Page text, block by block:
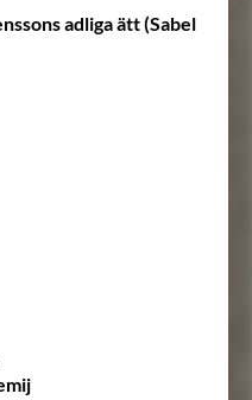
adliga ätt (Sabel